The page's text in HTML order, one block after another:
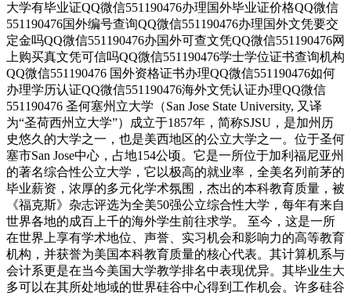
大学有毕业证QQ微信551190476办理国外毕业证价格QQ微信
551190476国外编号查询QQ微信551190476办理国外文凭要交
定金吗QQ微信551190476办国外可查文凭QQ微信551190476网
上购买真文凭可信吗QQ微信551190476学士学位证书查询机构
QQ微信551190476 国外资格证书办理QQ微信551190476如何
办理学历认证QQ微信551190476海外文凭认证办理QQ微信
551190476 圣何塞州立大学（San Jose State University, 又译
为“圣荷西州立大学”）成立于1857年，简称SJSU，是加州历
史悠久的大学之一，也是美西地区的公立大学之一。位于圣何
塞市San Jose中心，占地154公顷。它是一所位于加利福尼亚州
的著名综合性公立大学，它以极高的就业率，全美名列前茅的
毕业薪资，浓厚的多元化学术氛围，杰出的本科教育质量，被
《福克斯》杂志评选为全美50强公立综合性大学，每年有来自
世界各地的成百上千的海外学生前往求学。 至今，这是一所
在世界上享有学术地位、声誉、实习机会和影响力的高等教育
机构，并获誉为美国本科教育质量的核心代表。其计算机系与
会计系更是在当今美国大学教学排名中表现优异。其毕业生大
多可以在其所处地域的世界硅谷中心得到工作机会。许多硅谷